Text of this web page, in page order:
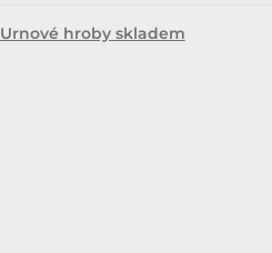
Urnové hroby skladem